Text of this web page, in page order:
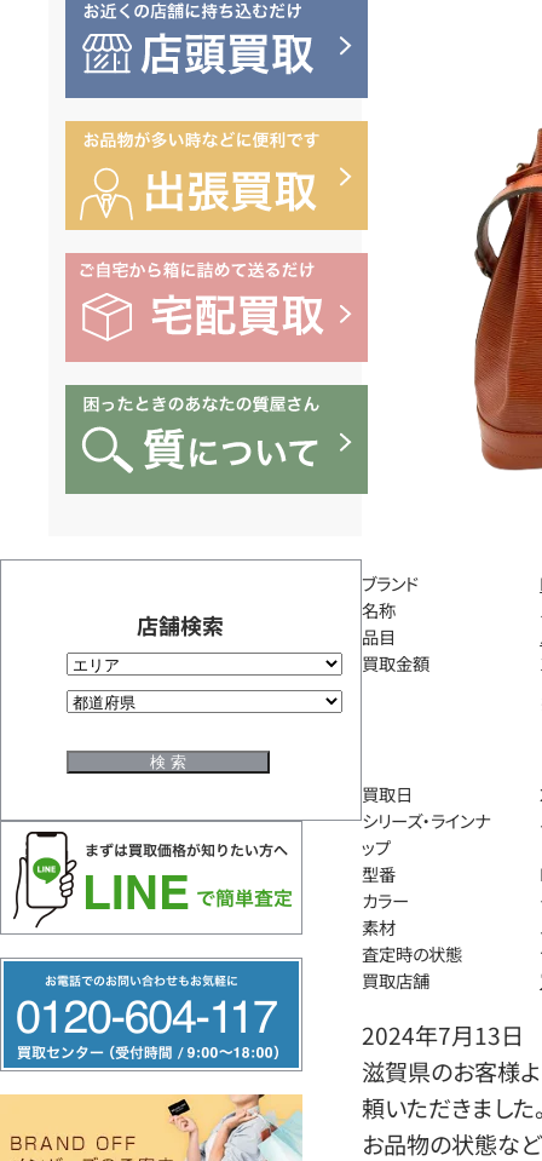
店舗検索
リ
ー
ブランド
名称
品目
買取金額
買取日
シリーズ・ラインナ
ップ
型番
カラー
素材
査定時の状態
買取店舗
2024年7月13日
滋賀県のお客様よ
頼いただきました
お品物の状態など